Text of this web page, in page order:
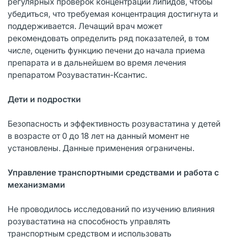
убедиться, что требуемая концентрация достигнута и
поддерживается. Лечащий врач может
рекомендовать определить ряд показателей, в том
числе, оценить функцию печени до начала приема
препарата и в дальнейшем во время лечения
препаратом Розувастатин-Ксантис.
Дети и подростки
Безопасность и эффективность розувастатина у детей
в возрасте от 0 до 18 лет на данный момент не
установлены. Данные применения ограничены.
Управление транспортными средствами и работа с
механизмами
Не проводилось исследований по изучению влияния
розувастатина на способность управлять
транспортным средством и использовать